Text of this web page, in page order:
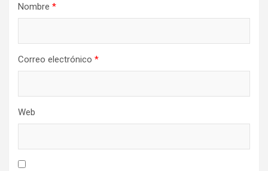
Nombre *
Correo electrónico *
Web